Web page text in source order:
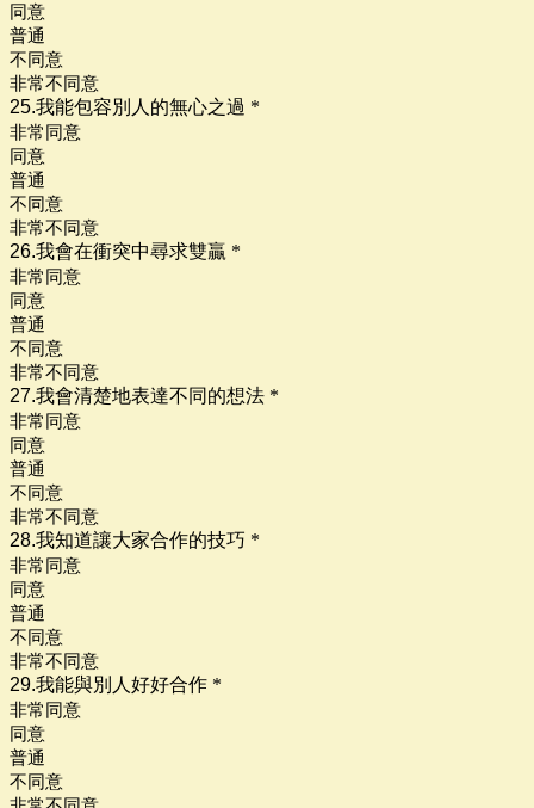
同意
普通
不同意
非常不同意
25.我能包容別人的無心之過 *
非常同意
同意
普通
不同意
非常不同意
26.我會在衝突中尋求雙贏 *
非常同意
同意
普通
不同意
非常不同意
27.我會清楚地表達不同的想法 *
非常同意
同意
普通
不同意
非常不同意
28.我知道讓大家合作的技巧 *
非常同意
同意
普通
不同意
非常不同意
29.我能與別人好好合作 *
非常同意
同意
普通
不同意